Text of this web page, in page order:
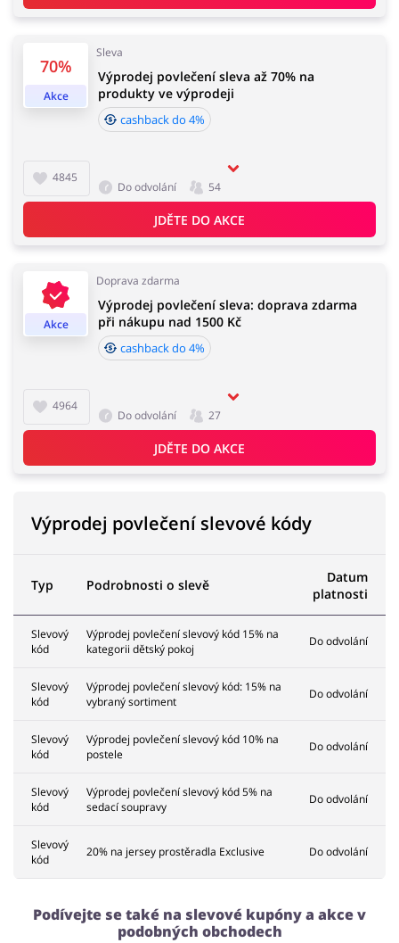
70%
Akce
Sleva
4845
Výprodej povlečení sleva až 70% na
produkty ve výprodeji
cashback do 4%
Do odvolání 54
JDĚTE DO AKCE
Akce
Doprava zdarma
4964
Výprodej povlečení sleva: doprava zdarma
při nákupu nad 1500 Kč
cashback do 4%
Do odvolání 27
JDĚTE DO AKCE
Výprodej povlečení slevové kódy
Typ Podrobnosti o slevě
Datum
platnosti
Slevový
kód
Výprodej povlečení slevový kód 15% na
kategorii dětský pokoj
Do odvolání
Slevový
kód
Výprodej povlečení slevový kód: 15% na
vybraný sortiment
Do odvolání
Slevový
kód
Výprodej povlečení slevový kód 10% na
postele
Do odvolání
Slevový
kód
Výprodej povlečení slevový kód 5% na
sedací soupravy
Do odvolání
Slevový
kód
20% na jersey prostěradla Exclusive Do odvolání
Podívejte se také na slevové kupóny a akce v
podobných obchodech